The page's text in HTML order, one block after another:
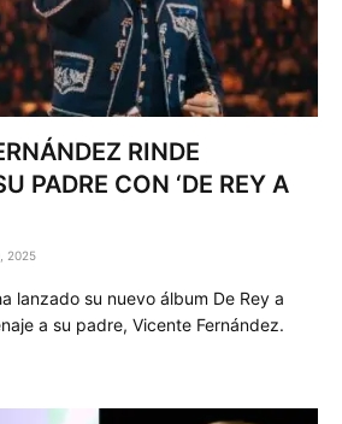
RINDE
PADRE CON ‘DE REY A
2025
lanzado su nuevo álbum De Rey a
a su padre, Vicente Fernández.